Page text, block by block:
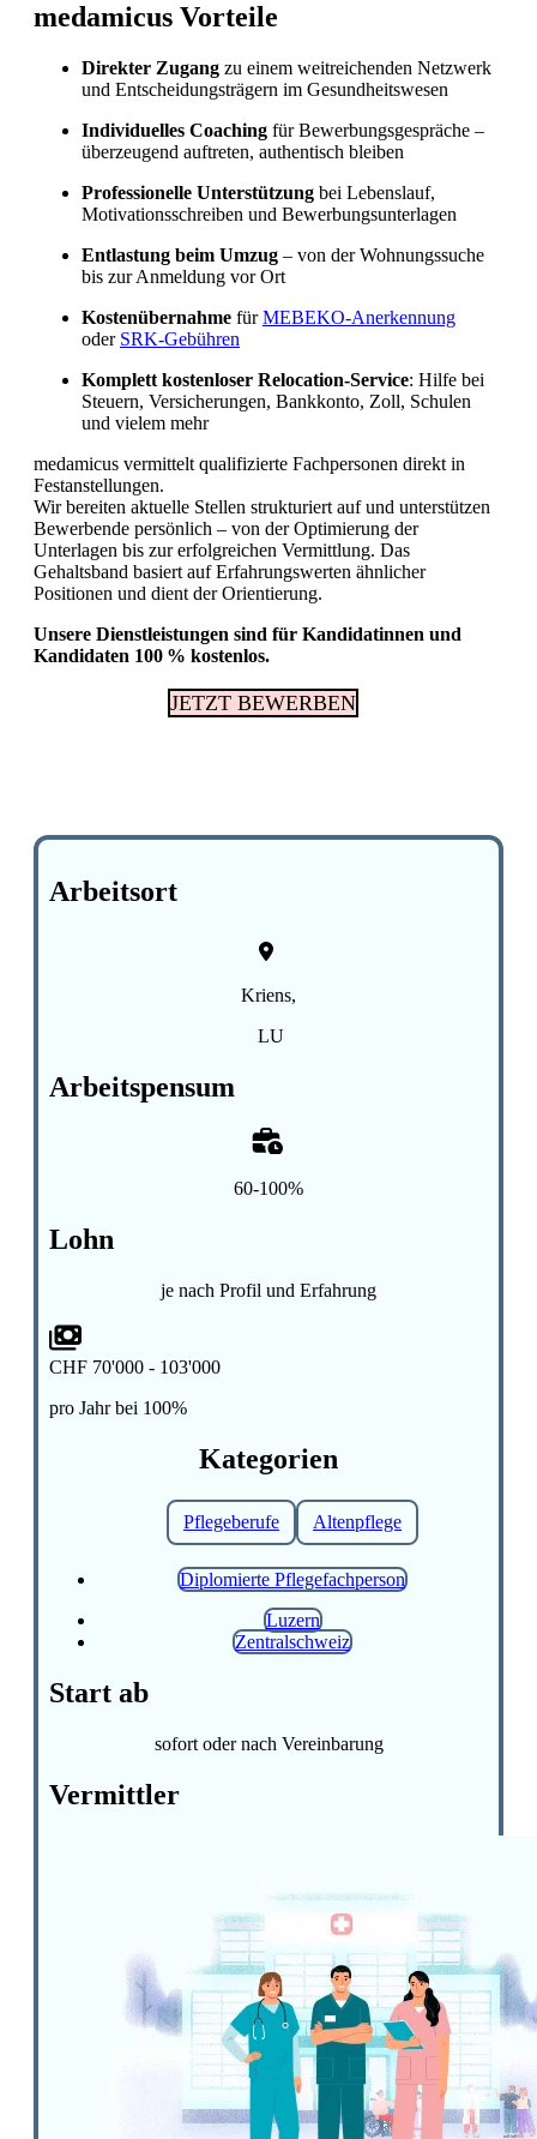
Sind in Deutschland ausgebildete
Pflegefachpersonen in der Schweiz bevorzugt?
Fachkräftemangel in Gesundheitsberufen 2026
in der Schweiz: Herausforderungen und
medamicus Vorteile
Direkter Zugang zu einem weitreichenden Netzwerk
und Entscheidungsträgern im Gesundheitswesen
Individuelles Coaching für Bewerbungsgespräche –
überzeugend auftreten, authentisch bleiben
Professionelle Unterstützung bei Lebenslauf,
Motivationsschreiben und Bewerbungsunterlagen
Entlastung beim Umzug – von der Wohnungssuche
bis zur Anmeldung vor Ort
Kostenübernahme fürMEBEKO-Anerkennung
oder SRK-Gebühren
Komplett kostenloser Relocation-Service: Hilfe bei
Steuern, Versicherungen, Bankkonto, Zoll, Schulen
und vielem mehr
medamicus vermittelt qualifizierte Fachpersonen direkt in
Festanstellungen.
Wir bereiten aktuelle Stellen strukturiert auf und unterstützen
Bewerbende persönlich – von der Optimierung der
Unterlagen bis zur erfolgreichen Vermittlung. Das
Gehaltsband basiert auf Erfahrungswerten ähnlicher
Positionen und dient der Orientierung.
Unsere Dienstleistungen sind für Kandidatinnen und
Kandidaten 100 % kostenlos.
JETZT BEWERBEN
Arbeitsort
Kriens,
LU
Arbeitspensum
60-100%
Lohn
je nach Profil und Erfahrung
CHF 70'000 - 103'000
pro Jahr bei 100%
Kategorien
Pflegeberufe Altenpflege
Diplomierte Pflegefachperson
Luzern
Zentralschweiz
Start ab
sofort oder nach Vereinbarung
Vermittler